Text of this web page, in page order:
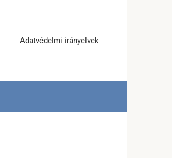
Adatvédelmi irányelvek